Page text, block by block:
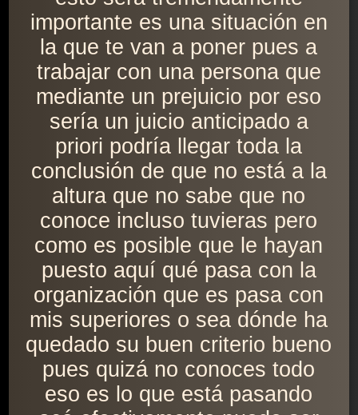
importante es una situación en
la que te van a poner pues a
trabajar con una persona que
mediante un prejuicio por eso
sería un juicio anticipado a
priori podría llegar toda la
conclusión de que no está a la
altura que no sabe que no
conoce incluso tuvieras pero
como es posible que le hayan
puesto aquí qué pasa con la
organización que es pasa con
mis superiores o sea dónde ha
quedado su buen criterio bueno
pues quizá no conoces todo
eso es lo que está pasando